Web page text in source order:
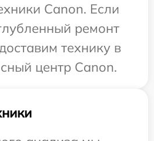
Canon. Если
ремонт
технику в
центр Canon.